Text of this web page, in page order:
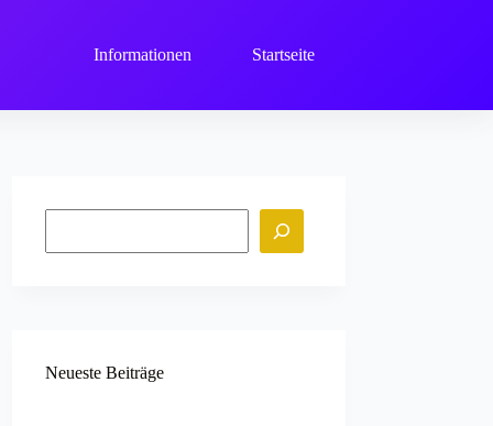
Informationen Startseite
Neueste Beiträge